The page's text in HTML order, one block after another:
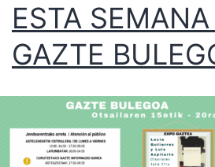
ESTA
GAZTE